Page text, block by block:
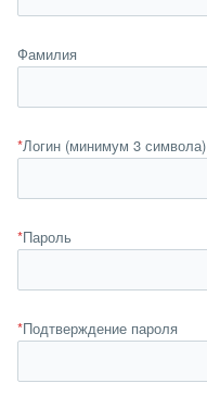
Фамилия
*Логин (минимум 3 символа)
*Пароль
*Подтверждение пароля